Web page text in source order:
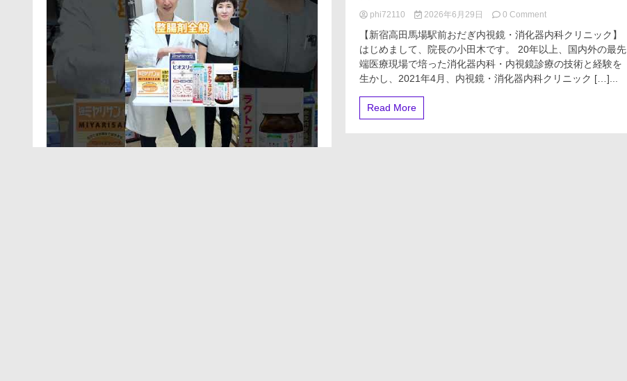
phi72110 2026年6月29日 0 Commenton
化
器
内
科
【新宿高田馬場駅前おだぎ内視鏡・消化器内科クリニック】
はじめまして、院長の小田木です。 20年以上、国内外の最先
端医療現場で培った消化器内科・内視鏡診療の技術と経験を
生かし、2021年4月、内視鏡・消化器内科クリニック […]...
Read More